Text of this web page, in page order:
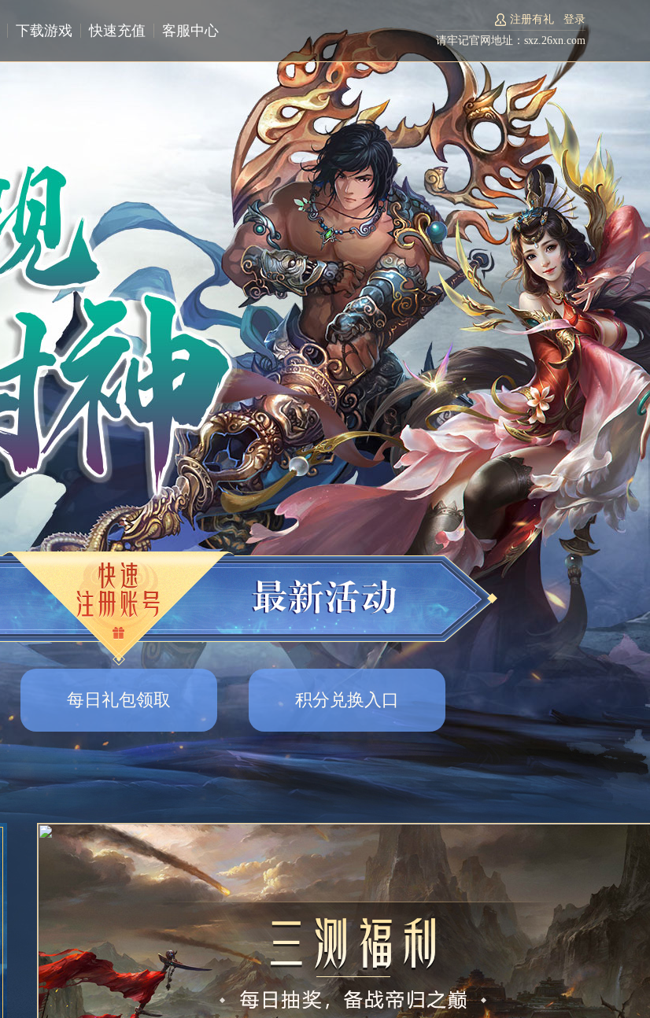
下载游戏 快速充值 客服中心
登录
注册有礼
请牢记官网地址：sxz.26xn.com
每日礼包领取 积分兑换入口